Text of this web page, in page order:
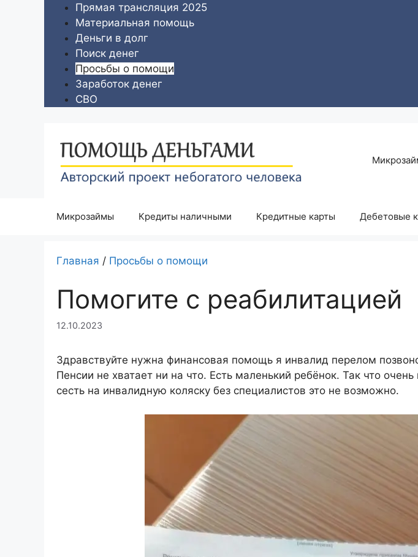
содержимому
Прямая трансляция 2025
Материальная помощь
Деньги в долг
Поиск денег
Просьбы о помощи
Заработок денег
СВО
Микрозаймы Кредиты наличными Кредитные карты Дебетовые
Главная / Просьбы о помощи
Помогите с реабилитацией
12.10.2023
Здравствуйте нужна финансовая помощь я инвалид перелом
Пенсии не хватает ни на что. Есть маленький ребёнок. Так что
сесть на инвалидную коляску без специалистов это не возможно.